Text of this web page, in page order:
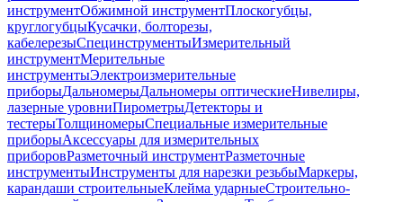
инструментОбжимной инструментПлоскогубцы,
круглогубцыКусачки, болторезы,
кабелерезыСпецинструментыИзмерительный
инструментМерительные
инструментыЭлектроизмерительные
приборыДальномерыДальномеры оптическиеНивелиры,
лазерные уровниПирометрыДетекторы и
тестерыТолщиномерыСпециальные измерительные
приборыАксессуары для измерительных
приборовРазметочный инструментРазметочные
инструментыИнструменты для нарезки резьбыМаркеры,
карандаши строительныеКлейма ударныеСтроительно-